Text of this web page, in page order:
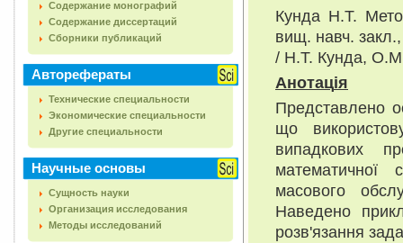
Содержание монографий
Содержание диссертаций
Сборники публикаций
Авторефераты
Технические специальности
Экономические специальности
Другие специальности
Научные основы
Сущность науки
Организация исследования
Методы исследований
Кунда Н.Т.
вищ. навч.
/ Н.Т. Кунда,
Анотація
Представлено
що
випадкових
математичної
масового
Наведено
розв'язання